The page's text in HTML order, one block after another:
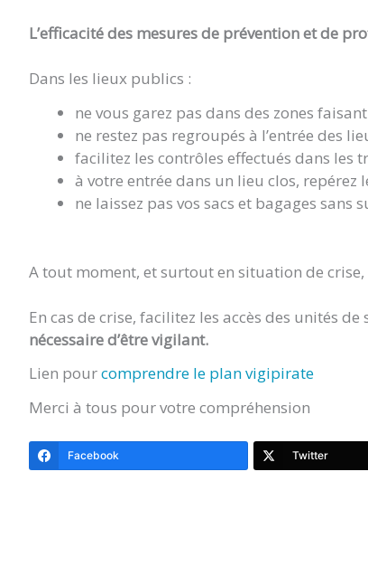
L’efficacité des mesures de prévention et de
Dans les lieux publics :
ne vous garez pas dans des zones
ne restez pas regroupés à l’entrée des
facilitez les contrôles effectués dans les
à votre entrée dans un lieu clos, repérez
ne laissez pas vos sacs et bagages sans
A tout moment, et surtout en situation de
En cas de crise, facilitez les accès des unités de
nécessaire d’être vigilant.
Lien pourcomprendre le plan vigipirate
Merci à tous pour votre compréhension
Facebook Twitter